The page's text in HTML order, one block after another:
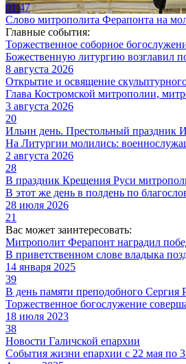
01:47
Слово митрополита Ферапонта на
Главные события:
Торжественное соборное
Божественную литургию возглавил
8 августа 2026
Открытие и освящение
Глава Костромской митрополии,
3 августа 2026
20
Ильин день. Престольный праздник
На Литургии молились:
2 августа 2026
28
В праздник Крещения Руси
В этот же день в полдень по
28 июля 2026
21
Вас может заинтересовать:
Митрополит Ферапонт наградил
В приветственном слове владыка
14 января 2025
39
В день памяти преподобного Сергия
Торжественное богослужение
18 июля 2023
38
Новости Галичской епархии
События жизни епархии с 22 мая по